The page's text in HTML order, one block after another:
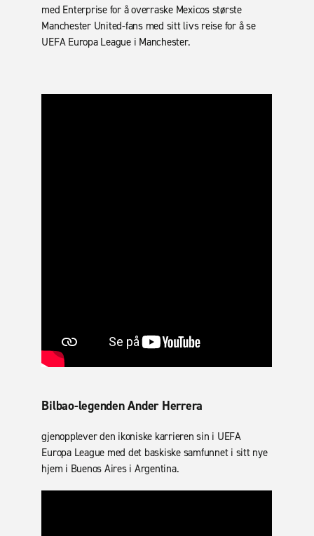
med Enterprise for å overraske Mexicos største
Manchester United-fans med sitt livs reise for å se
UEFA Europa League i Manchester.
Bilbao-legenden Ander Herrera
gjenopplever den ikoniske karrieren sin i UEFA
Europa League med det baskiske samfunnet i sitt nye
hjem i Buenos Aires i Argentina.